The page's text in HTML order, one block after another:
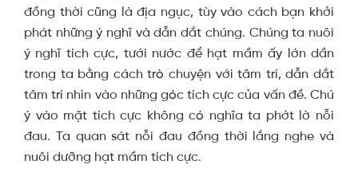
đồng thời cũng là địa ngục, tùy vào cách bạn khởi
phát những ý nghĩ và dẫn dắt chúng. Chúng ta nuôi
ý nghĩ tích cực, tưới nước để hạt mầm ấy lớn dần
trong ta bằng cách trò chuyện với tâm trí, dẫn dắt
tâm trí nhìn vào những góc tích cực của vấn đề. Chú
ý vào mặt tích cực không có nghĩa ta phớt lờ nỗi
đau. Ta quan sát nỗi đau đồng thời lắng nghe và
nuôi dưỡng hạt mầm tích cực.